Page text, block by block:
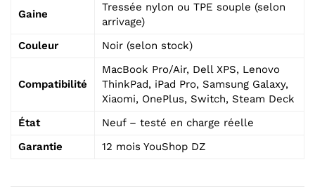
Gaine
Tressée nylon ou TPE souple (selon
arrivage)
Couleur
Noir (selon stock)
Compatibilité
MacBook Pro/Air, Dell XPS, Lenovo
ThinkPad, iPad Pro, Samsung Galaxy,
Xiaomi, OnePlus, Switch, Steam Deck
État
Neuf – testé en charge réelle
Garantie
12 mois YouShop DZ